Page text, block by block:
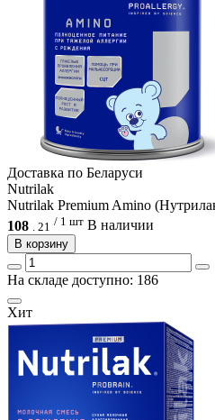
Доcтавка по Беларуси
Nutrilak
Nutrilak Premium Amino
108
21 / 1 шт В наличии
В корзину
На складе доступно: 186
Хит